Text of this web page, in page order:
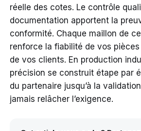
réelle des cotes. Le contrôle
documentation apportent la
conformité. Chaque maillon de
renforce la fiabilité de vos
de vos clients. En production
précision se construit étape par
du partenaire jusqu’à la
jamais relâcher l’exigence.